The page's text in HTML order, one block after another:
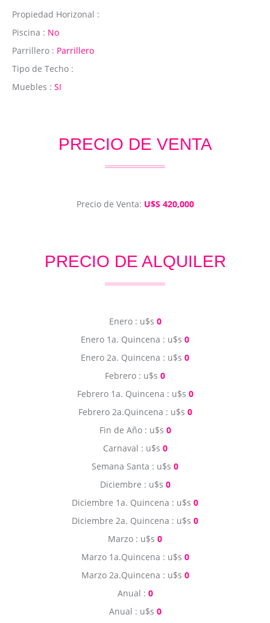
Propiedad Horizonal :
Piscina : No
Parrillero : Parrillero
Tipo de Techo :
Muebles : SI
PRECIO DE VENTA
Precio de Venta: U$S 420,000
PRECIO DE ALQUILER
Enero : u$s 0
Enero 1a. Quincena : u$s 0
Enero 2a. Quincena : u$s 0
Febrero : u$s 0
Febrero 1a. Quincena : u$s 0
Febrero 2a.Quincena : u$s 0
Fin de Año : u$s 0
Carnaval : u$s 0
Semana Santa : u$s 0
Diciembre : u$s 0
Diciembre 1a. Quincena : u$s 0
Diciembre 2a. Quincena : u$s 0
Marzo : u$s 0
Marzo 1a.Quincena : u$s 0
Marzo 2a.Quincena : u$s 0
Anual : 0
Anual : u$s 0